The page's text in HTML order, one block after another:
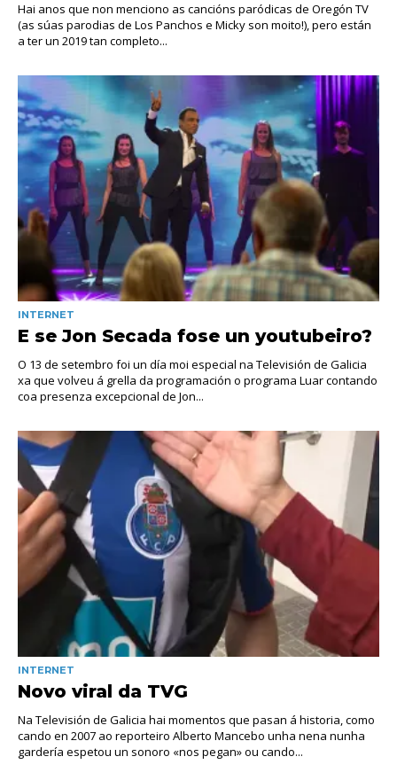
Hai anos que non menciono as cancións paródicas de Oregón TV
(as súas parodias de Los Panchos e Micky son moito!), pero están
a ter un 2019 tan completo...
INTERNET
E se Jon Secada fose un youtubeiro?
O 13 de setembro foi un día moi especial na Televisión de Galicia
xa que volveu á grella da programación o programa Luar contando
coa presenza excepcional de Jon...
INTERNET
Novo viral da TVG
Na Televisión de Galicia hai momentos que pasan á historia, como
cando en 2007 ao reporteiro Alberto Mancebo unha nena nunha
gardería espetou un sonoro «nos pegan» ou cando...